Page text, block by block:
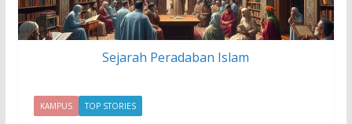
Sejarah Peradaban Islam
KAMPUS TOP STORIES